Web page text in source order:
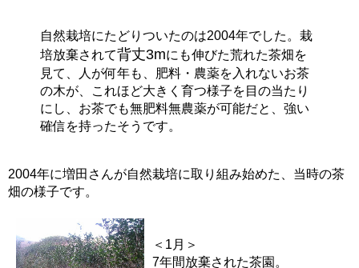
自然栽培にたどりついたのは2004年でした。栽
培放棄されて背丈3mにも伸びた荒れた茶畑を
見て、人が何年も、肥料・農薬を入れないお茶
の木が、これほど大きく育つ様子を目の当たり
にし、お茶でも無肥料無農薬が可能だと、強い
確信を持ったそうです。
2004年に増田さんが自然栽培に取り組み始めた、当時の茶
畑の様子です。
＜1月＞
7年間放棄された茶園。